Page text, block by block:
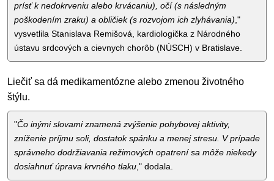
prísť k nedokrveniu alebo krvácaniu), očí (s následným
poškodením zraku) a obličiek (s rozvojom ich zlyhávania),"
vysvetlila Stanislava Remišová, kardiologička z Národného
ústavu srdcových a cievnych chorôb (NÚSCH) v Bratislave.
Liečiť sa dá medikamentózne alebo zmenou životného
štýlu.
"Čo inými slovami znamená zvýšenie pohybovej aktivity,
zníženie príjmu soli, dostatok spánku a menej stresu. V prípade
správneho dodržiavania režimových opatrení sa môže niekedy
dosiahnuť úprava krvného tlaku," dodala.